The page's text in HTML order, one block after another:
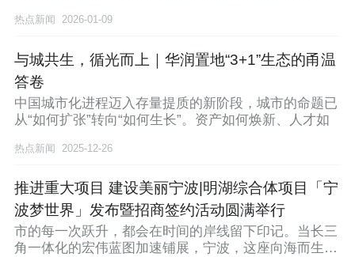
热点新闻 2026-01-09
与城共生，循光而上｜华润置地“3+1”生态的甬温
答卷
中国城市化进程迈入存量提质的新阶段，城市的命题已
从“如何扩张”转向“如何生长”。资产如何焕新、人才如
热点新闻 2025-12-26
推进重大项目 建设美丽宁波|明湖综合体项目「宁
波梦世界」发布暨招商签约活动圆满举行
市的每一次跃升，都会在时间的岸线留下印记。当长三
角一体化的宏伟蓝图加速铺展，宁波，这座向海而生的